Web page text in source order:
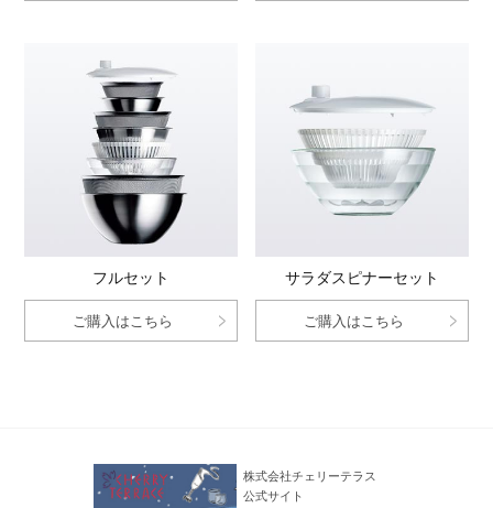
フルセット
ご購入はこちら
サラダスピナーセット
ご購入はこちら
株式会社チェリーテラス
公式サイト